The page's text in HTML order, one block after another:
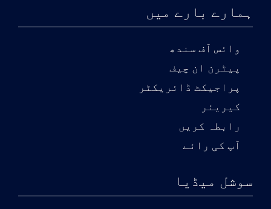
ہمارے بارے میں
وائس آف سندھ
پیٹرن ان چیف
پراجیکٹ ڈائریکٹر
کیریئر
رابطہ کریں
آپ کی رائے
سوشل میڈیا